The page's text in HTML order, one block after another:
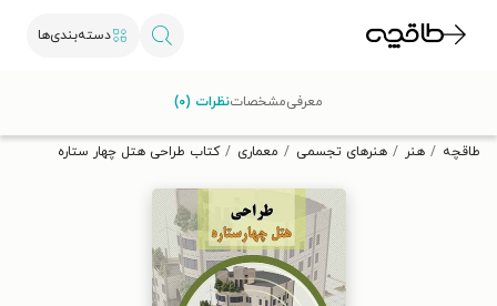
دسته‌بندی‌ها
تخفیف از طاقچه دریافت کن.
طاقچه هنر هنرهای تجسمی معماری کتاب طراحی هتل چهار ستاره
معرفیمشخصاتنظرات (۰)